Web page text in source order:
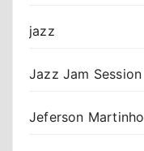
jazz
Jazz Jam Session
Jeferson Martinho